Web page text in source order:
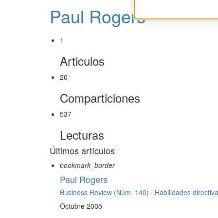
Paul Rogers
1
Articulos
20
Comparticiones
537
Lecturas
Últimos artículos
bookmark_border
Paul Rogers
Business Review (Núm. 140) · Habilidades
Octubre 2005